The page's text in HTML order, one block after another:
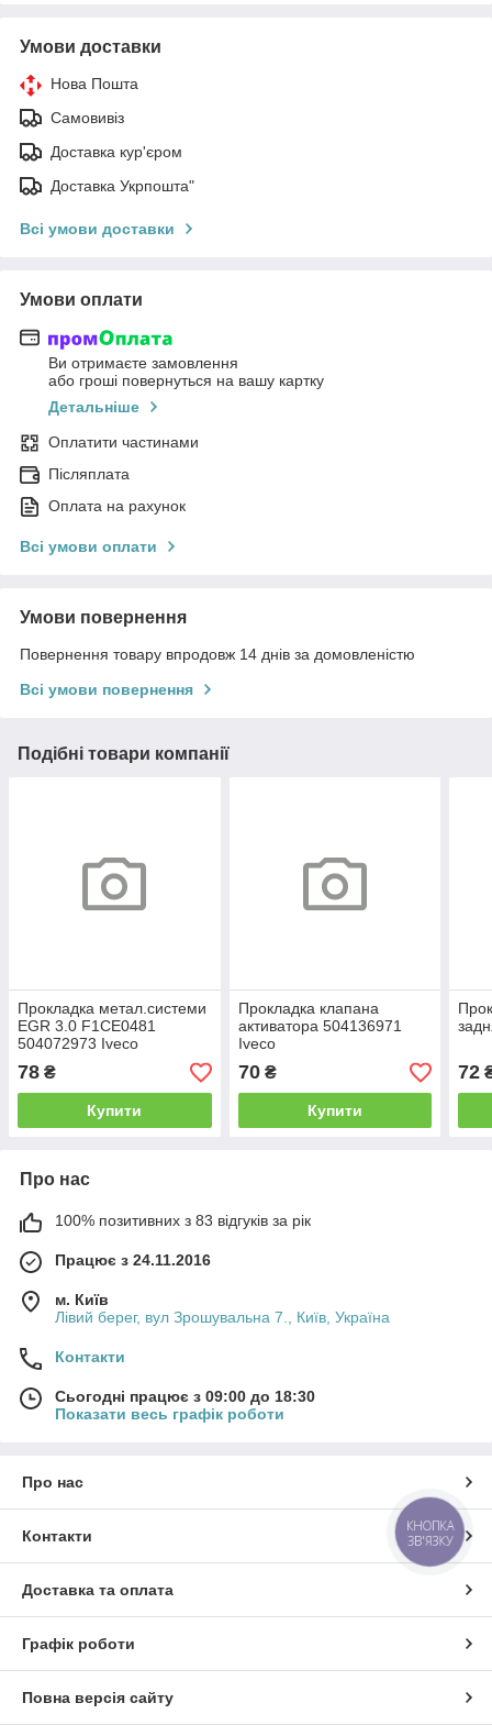
Умови доставки
Нова Пошта
Самовивіз
Доставка кур'єром
Доставка Укрпошта"
Всі умови доставки
Умови оплати
Ви отримаєте замовлення
або гроші повернуться на вашу картку
Детальніше
Оплатити частинами
Післяплата
Оплата на рахунок
Всі умови оплати
Умови повернення
Повернення товару впродовж 14 днів за домовленістю
Всі умови повернення
Подібні товари компанії
Прокладка метал.системи
EGR 3.0 F1CE0481
504072973 Iveco
78 ₴
Купити
Прокладка клапана
активатора 504136971
Iveco
70₴
Купити
72
Про нас
100% позитивних з 83 відгуків за рік
Працює з 24.11.2016
м. Київ
Лівий берег, вул Зрошувальна 7., Київ, Україна
Контакти
Сьогодні працює з 09:00 до 18:30
Показати весь графік роботи
Про нас
Контакти
Доставка та оплата
Графік роботи
Повна версія сайту
КНОПКА
ЗВ'ЯЗКУ